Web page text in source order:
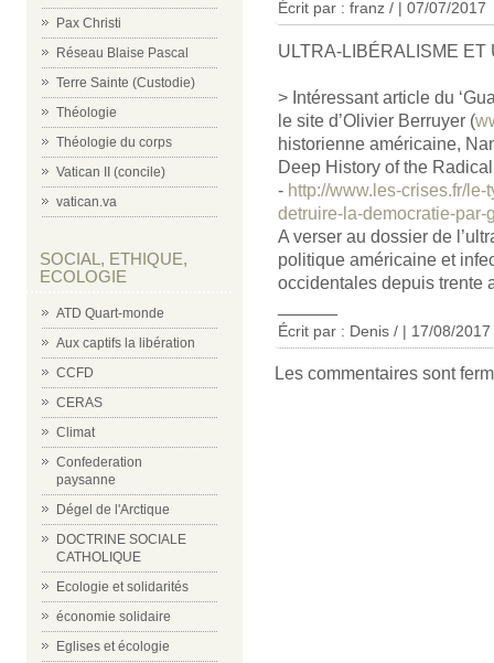
Pax Christi
Réseau Blaise Pascal
Terre Sainte (Custodie)
Théologie
Théologie du corps
Vatican II (concile)
vatican.va
SOCIAL, ETHIQUE,
ECOLOGIE
ATD Quart-monde
Aux captifs la libération
CCFD
CERAS
Climat
Confederation
paysanne
Dégel de l'Arctique
DOCTRINE SOCIALE
CATHOLIQUE
Ecologie et solidarités
économie solidaire
Eglises et écologie
Écrit par : franz / | 07/07/2017
ULTRA-LIBÉRALISME ET
> Intéressant article du
le site d’Olivier Berruyer (
historienne américaine,
Deep History of the
- http://www.les-crises.fr/
detruire-la-democratie-par-
A verser au dossier de
politique américaine et
occidentales depuis trente
Écrit par : Denis / | 17/08/2017
Les commentaires sont